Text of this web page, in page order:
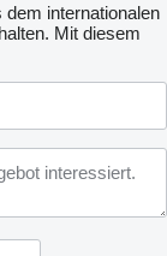
dem internationalen
Mit diesem